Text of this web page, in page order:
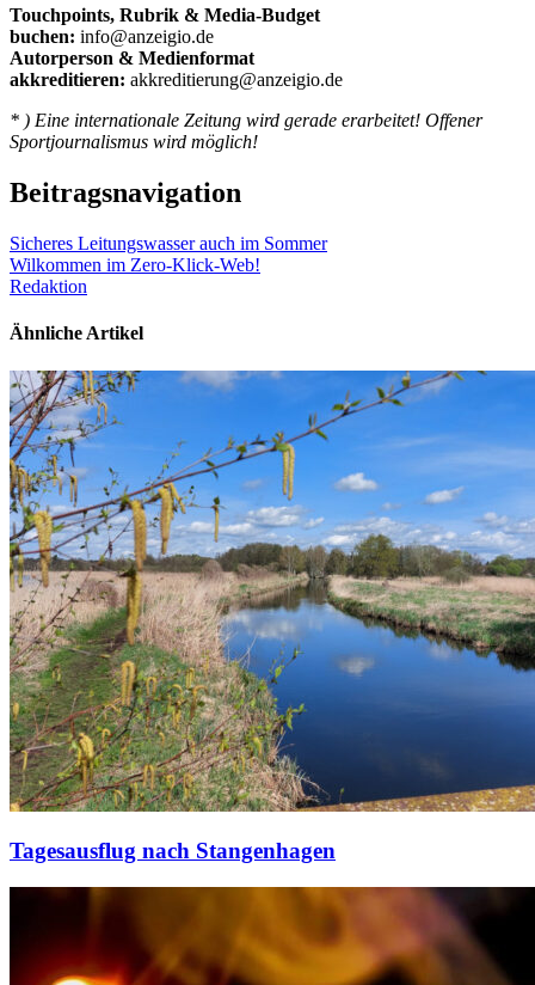
Touchpoints, Rubrik & Media-Budget
buchen: info@anzeigio.de
Autorperson & Medienformat
akkreditieren: akkreditierung@anzeigio.de
* ) Eine internationale Zeitung wird gerade erarbeitet! Offener
Sportjournalismus wird möglich!
Beitragsnavigation
Sicheres Leitungswasser auch im Sommer
Wilkommen im Zero-Klick-Web!
Redaktion
Ähnliche Artikel
Tagesausflug nach Stangenhagen